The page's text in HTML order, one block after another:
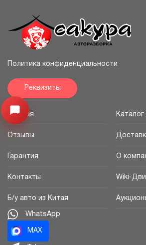
Узнайте цену запчасти -> Открыть
Политика конфиденциальности
Реквизиты
Главная Каталог
Отзывы
Гарантия О
Контакты Wiki-
Б/у авто из Китая
WhatsApp
MAX